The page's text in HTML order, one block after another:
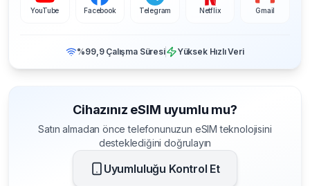
YouTube Facebook Telegram Netflix Gmail
%99,9 Çalışma Süresi Yüksek Hızlı Veri
Cihazınız eSIM uyumlu mu?
Satın almadan önce telefonunuzun eSIM teknolojisini
desteklediğini doğrulayın
Uyumluluğu Kontrol Et